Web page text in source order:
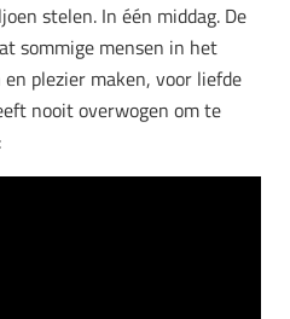
stelen. In één middag. De
sommige mensen in het
plezier maken, voor liefde
nooit overwogen om te